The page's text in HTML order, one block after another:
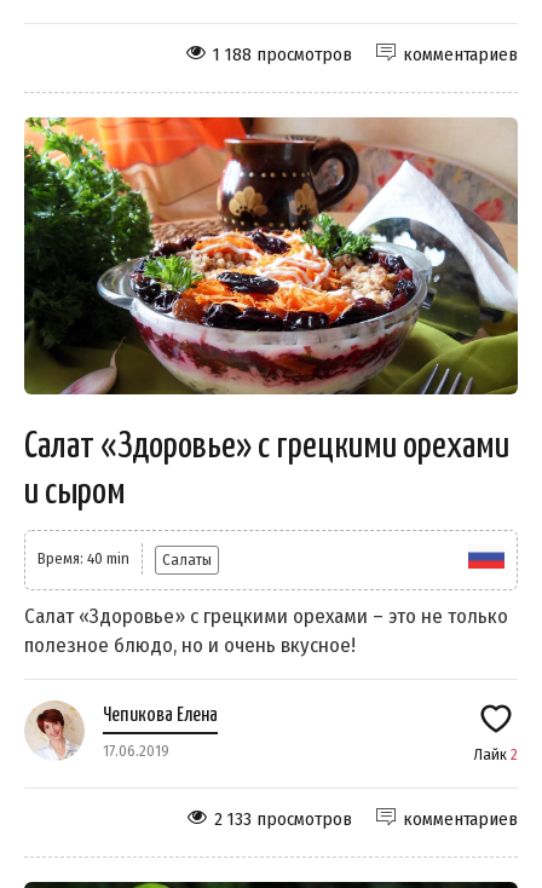
комментариев
1 188 просмотров
Салат «Здоровье» с грецкими орехами
и сыром
Время: 40 min Салаты
Салат «Здоровье» с грецкими орехами – это не только
полезное блюдо, но и очень вкусное!
Чепикова Елена
17.06.2019 Лайк 2
комментариев
2 133 просмотров